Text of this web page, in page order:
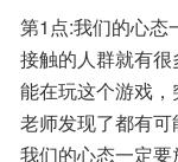
第1点:我们的心态
接触的人群就有
能在玩这个游戏
老师发现了都有
我们的心态一定